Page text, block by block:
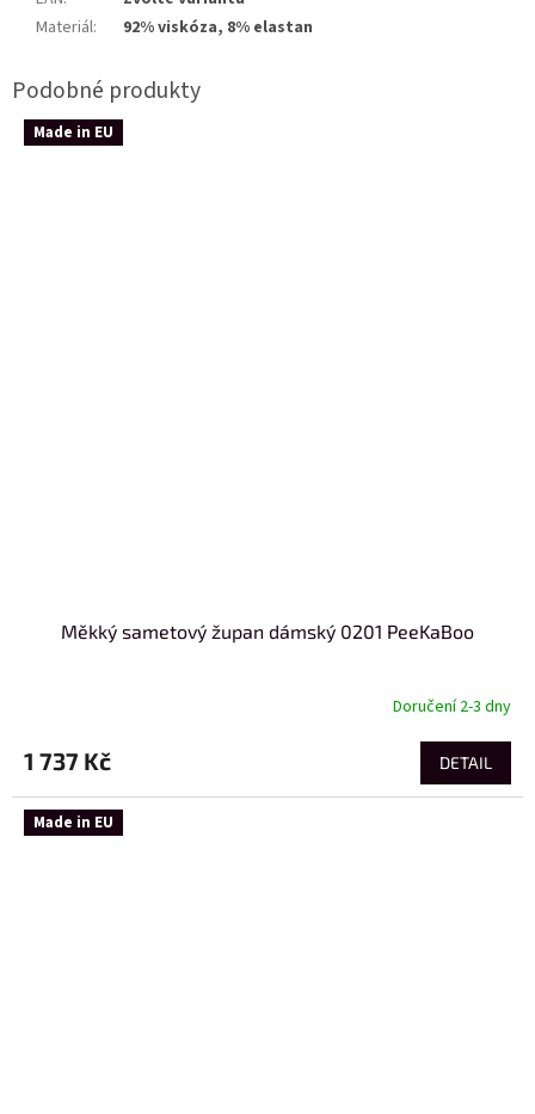
Materiál: 92% viskóza, 8% elastan
Made in EU
Měkký sametový župan dámský 0201 PeeKaBoo
Doručení 2-3 dny
1 737 Kč DETAIL
Made in EU